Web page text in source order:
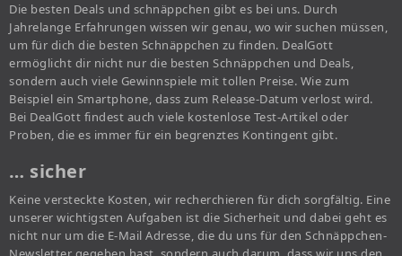
Die besten Deals und schnäppchen gibt es bei uns. Durch
Jahrelange Erfahrungen wissen wir genau, wo wir suchen müssen,
um für dich die besten Schnäppchen zu finden. DealGott
ermöglicht dir nicht nur die besten Schnäppchen und Deals,
sondern auch viele Gewinnspiele mit tollen Preise. Wie zum
Beispiel ein Smartphone, dass zum Release-Datum verlost wird.
Bei DealGott findest auch viele kostenlose Test-Artikel oder
Proben, die es immer für ein begrenztes Kontingent gibt.
… sicher
Keine versteckte Kosten, wir recherchieren für dich sorgfältig. Eine
unserer wichtigsten Aufgaben ist die Sicherheit und dabei geht es
nicht nur um die E-Mail Adresse, die du uns für den Schnäppchen-